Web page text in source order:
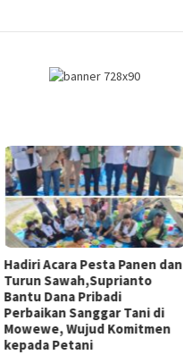
Hadiri Acara Pesta Panen dan
Turun Sawah,Suprianto
Bantu Dana Pribadi
Perbaikan Sanggar Tani di
Mowewe, Wujud Komitmen
kepada Petani